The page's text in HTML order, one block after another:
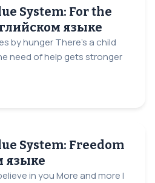
System: For the
языке
by hunger There's a child
need of help gets stronger
System: Freedom
языке
in you More and more I